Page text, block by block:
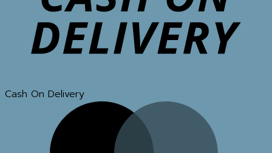
Cash On Delivery